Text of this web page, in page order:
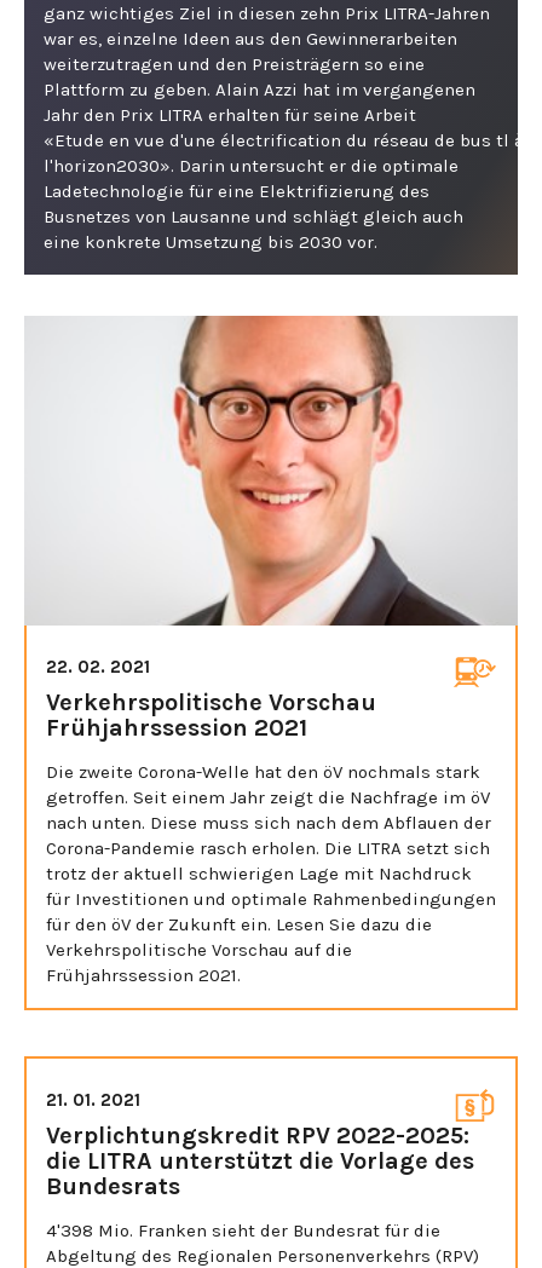
ganz wichtiges Ziel in diesen zehn Prix LITRA-Jahren
war es, einzelne Ideen aus den Gewinnerarbeiten
weiterzutragen und den Preisträgern so eine
Plattform zu geben. Alain Azzi hat im vergangenen
Jahr den Prix LITRA erhalten für seine Arbeit
«Etude en vue d'une électrification du réseau de bus tl à
l'horizon2030». Darin untersucht er die optimale
Ladetechnologie für eine Elektrifizierung des
Busnetzes von Lausanne und schlägt gleich auch
eine konkrete Umsetzung bis 2030 vor.
22. 02. 2021
Verkehrspolitische Vorschau
Frühjahrssession 2021
Die zweite Corona-Welle hat den öV nochmals stark
getroffen. Seit einem Jahr zeigt die Nachfrage im öV
nach unten. Diese muss sich nach dem Abflauen der
Corona-Pandemie rasch erholen. Die LITRA setzt sich
trotz der aktuell schwierigen Lage mit Nachdruck
für Investitionen und optimale Rahmenbedingungen
für den öV der Zukunft ein. Lesen Sie dazu die
Verkehrspolitische Vorschau auf die
Frühjahrssession 2021.
21. 01. 2021
Verplichtungskredit RPV 2022-2025:
die LITRA unterstützt die Vorlage des
Bundesrats
4'398 Mio. Franken sieht der Bundesrat für die
Abgeltung des Regionalen Personenverkehrs (RPV)